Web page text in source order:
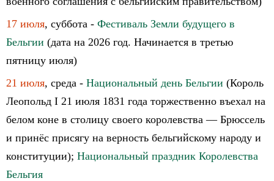
17 июля, суббота - Фестиваль Земли будущего в
Бельгии (дата на 2026 год. Начинается в третью
пятницу июля)
21 июля, среда - Национальный день Бельгии (Король
Леопольд I 21 июля 1831 года торжественно въехал на
белом коне в столицу своего королевства — Брюссель
и принёс присягу на верность бельгийскому народу и
конституции); Национальный праздник Королевства
Бельгия